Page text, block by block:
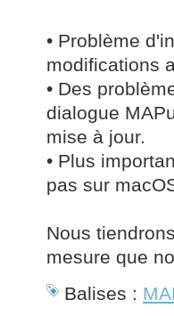
• Problème
modifications
• Des
dialogue
mise à jour.
• Plus
pas sur
Nous
mesure que
Balises :